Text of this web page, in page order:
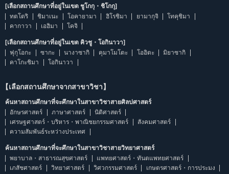
[เลือกสถานศึกษาที่อยู่ในเขต ชูโกกุ・ชิโกกุ]
ทตโตริ
ชิมาเนะ โอคายามา ฮิโรชิมา ยามากุจิ
โทคุชิมา
คากาวา
เอฮิมา โคจิ
[เลือกสถานศึกษาที่อยู่ในเขต คิวชู・โอกินาวา]
ฟุกุโอกะ
ซากะ นางาซากิ คุมาโมโตะ โออิตะ
มิยาซากิ
คาโกะชิมา
โอกินาวา
【เลือกสถานศึกษาจากสาขาวิชา】
ค้นหาสถานศึกษาที่จะศึกษาในสาขาวิชาสายศิลปศาสตร์
อักษรศาสตร์
ภาษาศาสตร์
นิติศาสตร์
เศรษฐศาสตร์・บริหาร・พาณิชยกรรมศาสตร์
สังคมศาสตร์
ความสัมพันธ์ระหว่างประเทศ
ค้นหาสถานศึกษาที่จะศึกษาในสาขาวิชาสายวิทยาศาสตร์
พยาบาล・สาธารณสุขศาสตร์
แพทยศาสตร์・ทันตแพทยศาสตร์
เภสัชศาสตร์
วิทยาศาสตร์ วิศวกรรมศาสตร์ เกษตรศาสตร์・การประมง